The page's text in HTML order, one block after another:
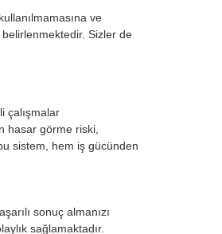
ve
Sizler de
çalışmalar
hasar görme riski,
sistem, hem iş gücünden
sonuç almanızı
sağlamaktadır.